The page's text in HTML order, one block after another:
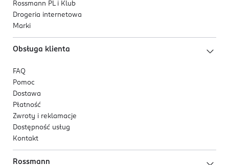
barierę hydrolipidową oraz wpływa na poprawę
ogólnego wyglądu cery.
wspiera elastyczność skóry. Wygładza jej
dłuższy czas.
Rossmann PL i Klub
Drogeria internetowa
Marki
Obsługa klienta
FAQ
Pomoc
Dostawa
Płatność
Zwroty i reklamacje
Dostępność usług
Kontakt
Rossmann